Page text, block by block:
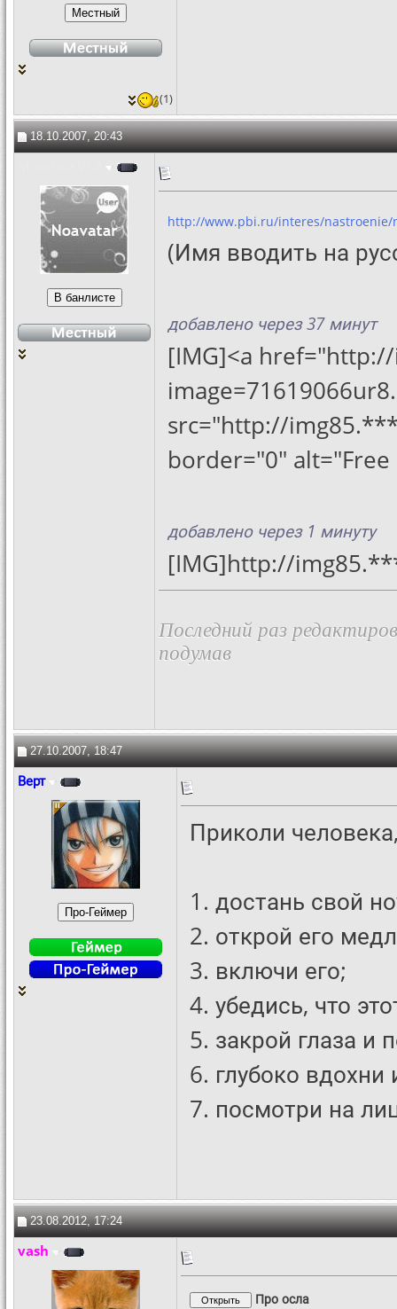
(1)
18.10.2007, 20:43
http://www.pbi.ru/interes/nastroenie/
(Имя вводить на
добавлено через 37 минут
[IMG]<a
src="http://
border="0"
добавлено через 1 минуту
[IMG]http://
Последний раз
подумав
27.10.2007, 18:47
Верт
Приколи
1. достань свой
2. открой его
3. включи его;
4. убедись, что
5. закрой глаза и
6. глубоко
7. посмотри на
23.08.2012, 17:24
vash
Про осла